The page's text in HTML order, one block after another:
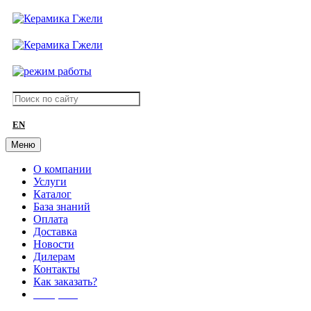
EN
Меню
О компании
Услуги
Каталог
База знаний
Оплата
Доставка
Новости
Дилерам
Контакты
Как заказать?